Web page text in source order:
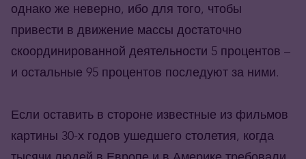
однако же неверно, ибо для того, чтобы
привести в движение массы достаточно
скоординированной деятельности 5 процентов –
и остальные 95 процентов последуют за ними.
Если оставить в стороне известные из фильмов
картины 30-х годов ушедшего столетия, когда